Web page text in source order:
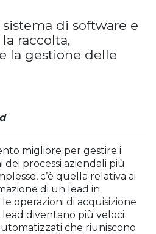
di software e
raccolta,
la gestione delle
migliore per gestire i
dei processi aziendali più
c’è quella relativa ai
di un lead in
operazioni di acquisizione
diventano più veloci
che riuniscono